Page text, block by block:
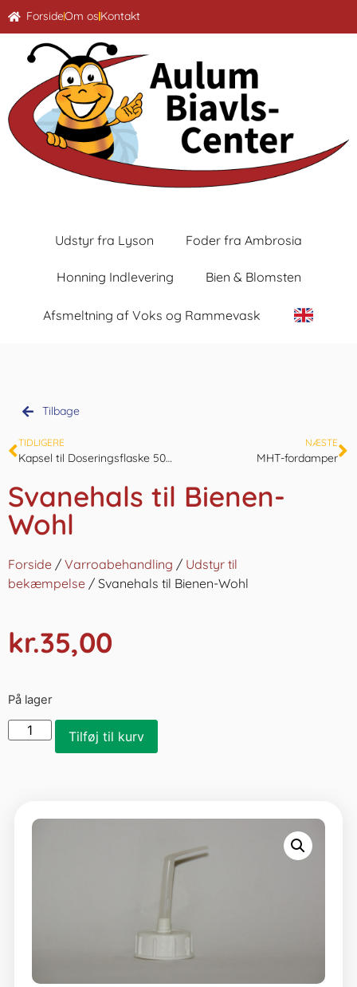
ForsideOm osKontakt
Udstyr fra Lyson Foder fra Ambrosia
Honning Indlevering Bien & Blomsten
Afsmeltning af Voks og Rammevask
Tilbage
TIDLIGERE
Kapsel til Doseringsflaske 500 eller 1000ml
NÆSTE
MHT-fordamper
Svanehals til Bienen-
Wohl
Forside / Varroabehandling / Udstyr til
bekæmpelse / Svanehals til Bienen-Wohl
kr.35,00
På lager
Tilføj til kurv